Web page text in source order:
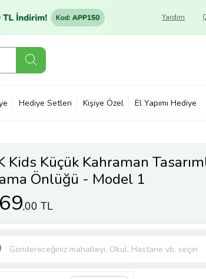
Yardım
Hediye Setleri Kişiye Özel El Yapımı Hediye
Kids Küçük Kahraman
Önlüğü - Model 1
,00 TL